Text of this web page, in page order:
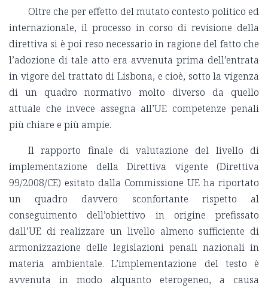
Oltre che per effetto del mutato contesto politico ed
internazionale, il processo in corso di revisione della
direttiva si è poi reso necessario in ragione del fatto che
l’adozione di tale atto era avvenuta prima dell’entrata
in vigore del trattato di Lisbona, e cioè, sotto la vigenza
di un quadro normativo molto diverso da quello
attuale che invece assegna all’UE competenze penali
più chiare e più ampie.
Il rapporto finale di valutazione del livello di
implementazione della Direttiva vigente (Direttiva
99/2008/CE) esitato dalla Commissione UE ha riportato
un quadro davvero sconfortante rispetto al
conseguimento dell’obiettivo in origine prefissato
dall’UE di realizzare un livello almeno sufficiente di
armonizzazione delle legislazioni penali nazionali in
materia ambientale. L’implementazione del testo è
avvenuta in modo alquanto eterogeneo, a causa